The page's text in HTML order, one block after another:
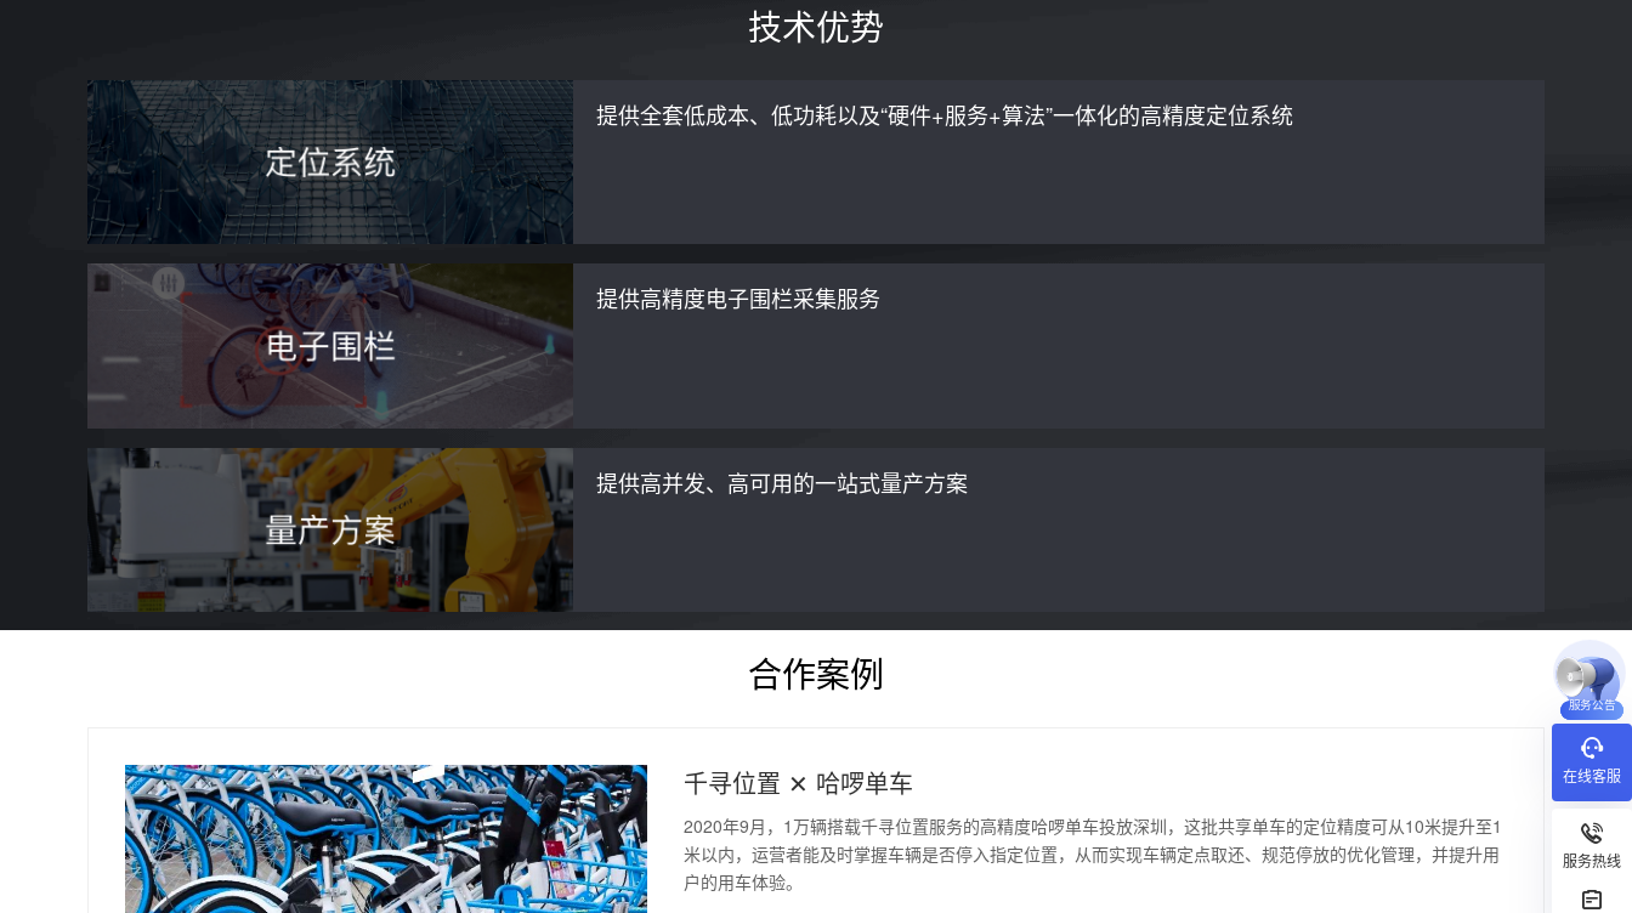
技术优势
提供全套低成本、低功耗以及“硬件+服务+算法”一体化的高精度定位系统
提供高精度电子围栏采集服务
提供高并发、高可用的一站式量产方案
合作案例
千寻位置 ✕ 哈啰单车
2020年9月，1万辆搭载千寻位置服务的高精度哈啰单车投放深圳，这批共享单车的定位精度可从10米提升至1
米以内，运营者能及时掌握车辆是否停入指定位置，从而实现车辆定点取还、规范停放的优化管理，并提升用
户的用车体验。
服务公告
在线客服
服务热线